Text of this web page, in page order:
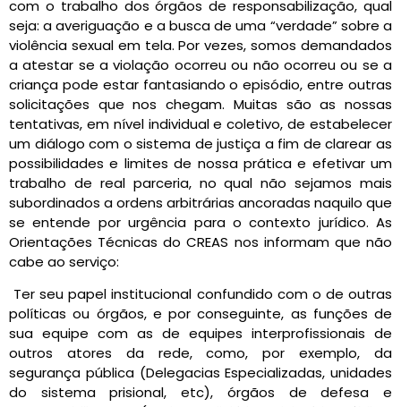
com o trabalho dos órgãos de responsabilização, qual
seja: a averiguação e a busca de uma “verdade” sobre a
violência sexual em tela. Por vezes, somos demandados
a atestar se a violação ocorreu ou não ocorreu ou se a
criança pode estar fantasiando o episódio, entre outras
solicitações que nos chegam. Muitas são as nossas
tentativas, em nível individual e coletivo, de estabelecer
um diálogo com o sistema de justiça a fim de clarear as
possibilidades e limites de nossa prática e efetivar um
trabalho de real parceria, no qual não sejamos mais
subordinados a ordens arbitrárias ancoradas naquilo que
se entende por urgência para o contexto jurídico. As
Orientações Técnicas do CREAS nos informam que não
cabe ao serviço:
Ter seu papel institucional confundido com o de outras
políticas ou órgãos, e por conseguinte, as funções de
sua equipe com as de equipes interprofissionais de
outros atores da rede, como, por exemplo, da
segurança pública (Delegacias Especializadas, unidades
do sistema prisional, etc), órgãos de defesa e